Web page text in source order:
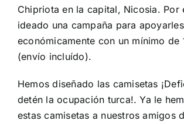
Chipriota en la capital, Nicosia. Por
ideado una campaña para apoyarles
económicamente con un mínimo de
(envío incluído).
Hemos diseñado las camisetas
detén la ocupación turca!. Ya le
estas camisetas a nuestros amigos